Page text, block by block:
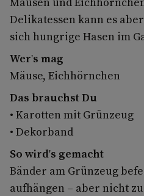
Delikatessen kann es
sich hungrige Hasen im
Wer's mag
Mäuse, Eichhörnchen
Das brauchst Du
• Karotten mit Grünzeug
• Dekorband
So wird's gemacht
Bänder am Grünzeug
aufhängen – aber nicht